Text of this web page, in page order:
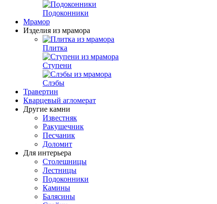
Подоконники
Мрамор
Изделия из мрамора
Плитка
Ступени
Слэбы
Травертин
Кварцевый агломерат
Другие камни
Известняк
Ракушечник
Песчаник
Доломит
Для интерьера
Столешницы
Лестницы
Подоконники
Камины
Балясины